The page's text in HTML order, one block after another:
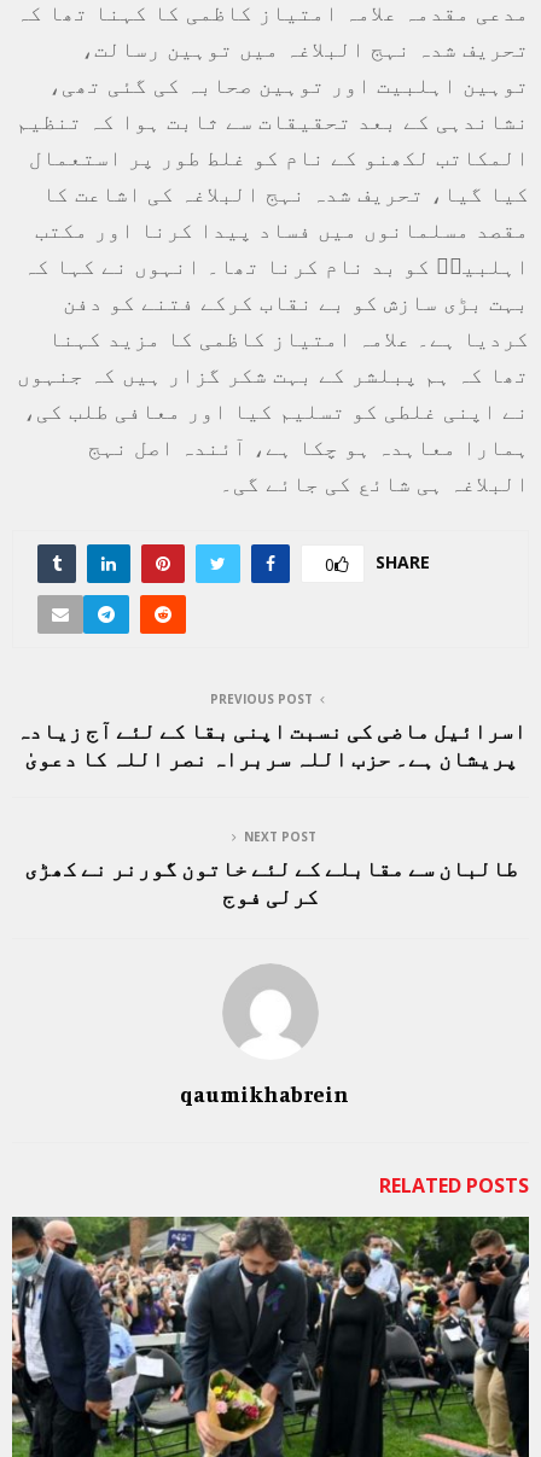
مدعی مقدمہ علامہ امتیاز کاظمی کا کہنا تھا کہ
تحریف شدہ نہج البلاغہ میں توہین رسالت،
توہین اہلبیت اور توہین صحابہ کی گئی تھی،
نشاندہی کے بعد تحقیقات سے ثابت ہوا کہ تنظیم
المکاتب لکھنو کے نام کو غلط طور پر استعمال
کیا گیا، تحریف شدہ نہج البلاغہ کی اشاعت کا
مقصد مسلمانوں میں فساد پیدا کرنا اور مکتب
اہلبیتؑ کو بد نام کرنا تھا۔ انہوں نے کہا کہ
بہت بڑی سازش کو بے نقاب کرکے فتنے کو دفن
کردیا ہے۔ علامہ امتیاز کاظمی کا مزید کہنا
تھا کہ ہم پبلشر کے بہت شکر گزار ہیں کہ جنہوں
نے اپنی غلطی کو تسلیم کیا اور معافی طلب کی،
ہمارا معاہدہ ہو چکا ہے، آئندہ اصل نہج
البلاغہ ہی شائع کی جائے گی۔
SHARE
0
PREVIOUS POST
اسرائیل ماضی کی نسبت اپنی بقا کے لئے آج زیادہ
پریشان ہے۔ حزب اللہ سربراہ نصر اللہ کا دعویٰ
NEXT POST
طالبان سے مقابلے کے لئے خاتون گورنر نے کھڑی
کرلی فوج
qaumikhabrein
RELATED POSTS